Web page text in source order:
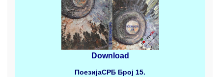
Download
ПоезијаСРБ Број 15.